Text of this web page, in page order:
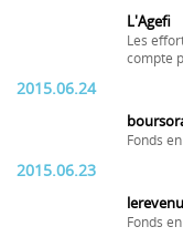
L'Agefi
Les
compte
2015.06.24
Fonds
2015.06.23
Fonds